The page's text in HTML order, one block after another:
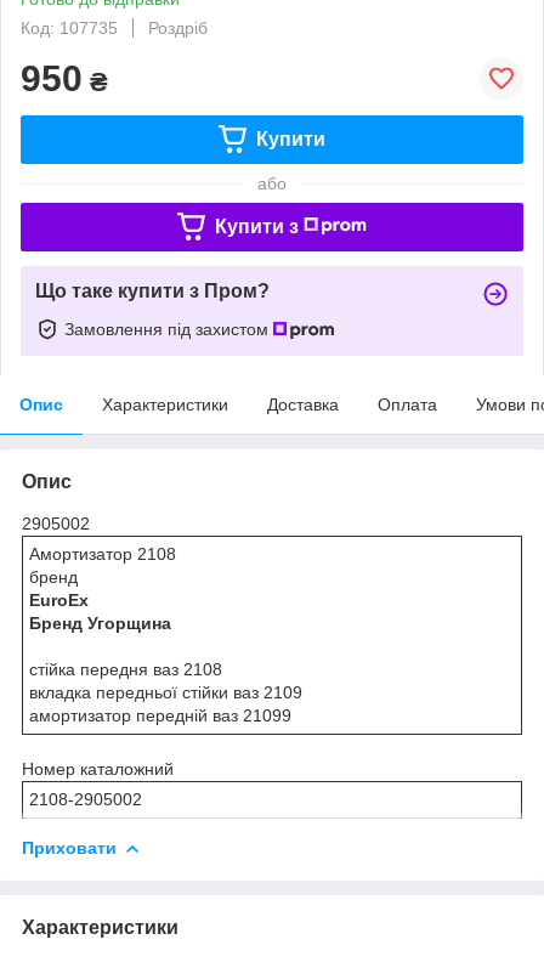
Код: 107735
Роздріб
950 ₴
Купити
або
Купити з
Що таке купити з Пром?
Замовлення під захистом
Опис Характеристики Доставка Оплата Умови
Опис
2905002
Амортизатор 2108
бренд
EuroEx
Бренд Угорщина
стійка передня ваз 2108
вкладка передньої стійки ваз 2109
амортизатор передній ваз 21099
Номер каталожний
2108-2905002
Приховати
Характеристики